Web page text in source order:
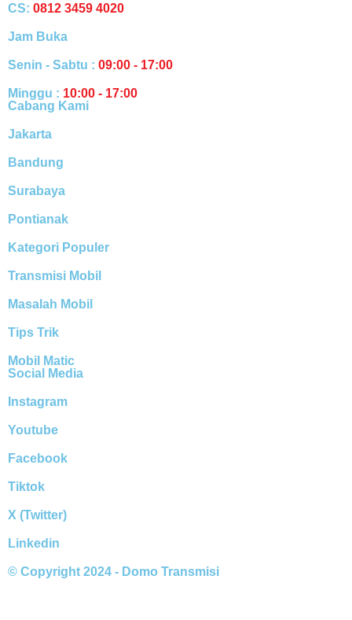
CS: 0812 3459 4020
Jam Buka
Senin - Sabtu : 09:00 - 17:00
Minggu : 10:00 - 17:00
Cabang Kami
Jakarta
Bandung
Surabaya
Pontianak
Kategori Populer
Transmisi Mobil
Masalah Mobil
Tips Trik
Mobil Matic
Social Media
Instagram
Youtube
Facebook
Tiktok
X (Twitter)
Linkedin
© Copyright 2024 - Domo Transmisi